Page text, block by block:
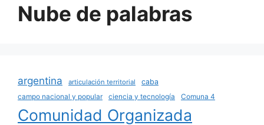
Nube de palabras
argentina articulación territorial
caba
campo nacional y popular
ciencia y tecnología Comuna 4
Comunidad Organizada